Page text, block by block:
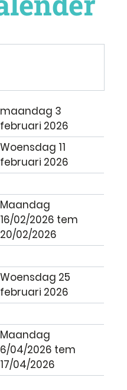
maandag 3
februari 2026
Woensdag 11
februari 2026
Maandag
16/02/2026 tem
20/02/2026
Woensdag 25
februari 2026
Maandag
6/04/2026 tem
17/04/2026